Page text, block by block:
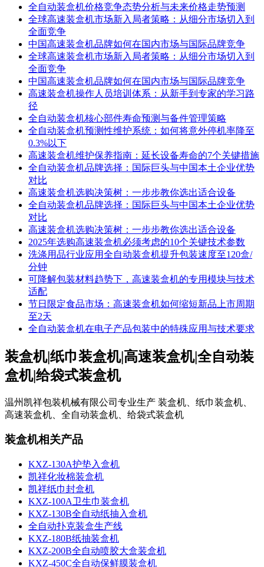
全自动装盒机价格竞争态势分析与未来价格走势预测
全球高速装盒机市场新入局者策略：从细分市场切入到
全面竞争
中国高速装盒机品牌如何在国内市场与国际品牌竞争
全球高速装盒机市场新入局者策略：从细分市场切入到
全面竞争
中国高速装盒机品牌如何在国内市场与国际品牌竞争
高速装盒机操作人员培训体系：从新手到专家的学习路
径
全自动装盒机核心部件寿命预测与备件管理策略
全自动装盒机预测性维护系统：如何将意外停机率降至
0.3%以下
高速装盒机维护保养指南：延长设备寿命的7个关键措施
全自动装盒机品牌选择：国际巨头与中国本土企业优势
对比
高速装盒机选购决策树：一步步教你选出适合设备
全自动装盒机品牌选择：国际巨头与中国本土企业优势
对比
高速装盒机选购决策树：一步步教你选出适合设备
2025年选购高速装盒机必须考虑的10个关键技术参数
洗涤用品行业应用全自动装盒机提升包装速度至120盒/
分钟
可降解包装材料趋势下，高速装盒机的专用模块与技术
适配
节日限定食品市场：高速装盒机如何缩短新品上市周期
至2天
全自动装盒机在电子产品包装中的特殊应用与技术要求
装盒机|纸巾装盒机|高速装盒机|全自动装
盒机|给袋式装盒机
温州凯祥包装机械有限公司专业生产 装盒机、纸巾装盒机、
高速装盒机、全自动装盒机、给袋式装盒机
装盒机相关产品
KXZ-130A护垫入盒机
凯祥化妆棉装盒机
凯祥纸巾封盒机
KXZ-100A卫生巾装盒机
KXZ-130B全自动纸抽入盒机
全自动扑克装盒生产线
KXZ-180B纸抽装盒机
KXZ-200B全自动喷胶大盒装盒机
KXZ-450C全自动保鲜膜装盒机